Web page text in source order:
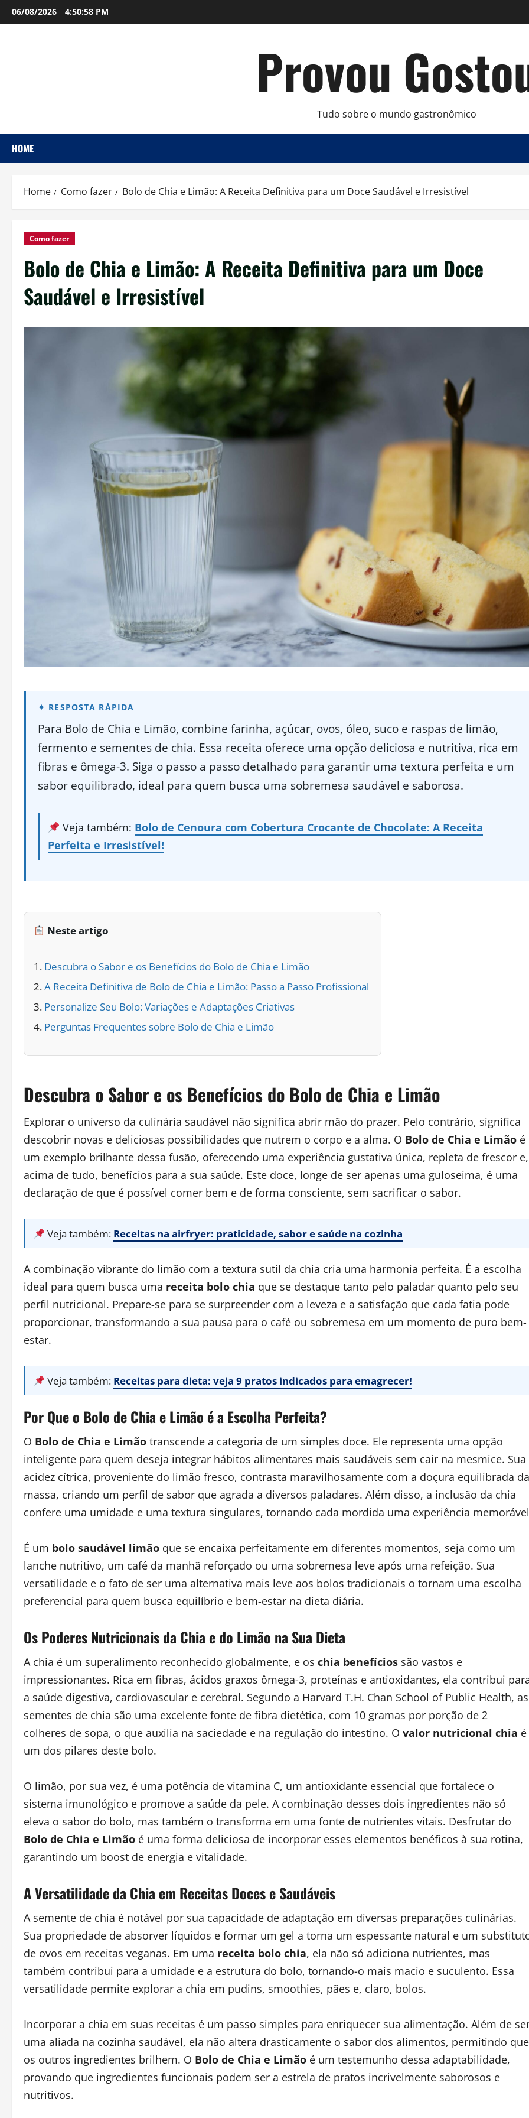
Skip
to
06/08/2026 4:50:59 PM
Provou
Tudo sobre o mundo gastronômico
HOME
Home Como fazer Bolo de Chia e Limão: A Receita Definitiva para um Doce Saudável e Irresistível
Como fazer
Bolo de Chia e Limão: A Receita Definitiva para um Doce
Saudável e Irresistível
Para Bolo de Chia e Limão, combine farinha, açúcar, ovos, óleo, suco e raspas de limão,
fermento e sementes de chia. Essa receita oferece uma opção deliciosa e nutritiva, rica em
fibras e ômega-3. Siga o passo a passo detalhado para garantir uma textura perfeita e um
sabor equilibrado, ideal para quem busca uma sobremesa saudável e saborosa.
Veja também: Bolo de Cenoura com Cobertura Crocante de Chocolate: A Receita
Perfeita e Irresistível!
Neste artigo
Descubra o Sabor e os Benefícios do Bolo de Chia e Limão
A Receita Definitiva de Bolo de Chia e Limão: Passo a Passo Profissional
Personalize Seu Bolo: Variações e Adaptações Criativas
Perguntas Frequentes sobre Bolo de Chia e Limão
Descubra o Sabor e os Benefícios do Bolo de Chia e Limão
Explorar o universo da culinária saudável não significa abrir mão do prazer. Pelo contrário, significa
descobrir novas e deliciosas possibilidades que nutrem o corpo e a alma. O Bolo de Chia e Limão é
um exemplo brilhante dessa fusão, oferecendo uma experiência gustativa única, repleta de frescor e,
acima de tudo, benefícios para a sua saúde. Este doce, longe de ser apenas uma guloseima, é uma
declaração de que é possível comer bem e de forma consciente, sem sacrificar o sabor.
Veja também: Receitas na airfryer: praticidade, sabor e saúde na cozinha
A combinação vibrante do limão com a textura sutil da chia cria uma harmonia perfeita. É a escolha
ideal para quem busca uma receita bolo chia que se destaque tanto pelo paladar quanto pelo seu
perfil nutricional. Prepare-se para se surpreender com a leveza e a satisfação que cada fatia pode
proporcionar, transformando a sua pausa para o café ou sobremesa em um momento de puro bem-
estar.
Veja também: Receitas para dieta: veja 9 pratos indicados para emagrecer!
Por Que o Bolo de Chia e Limão é a Escolha Perfeita?
O Bolo de Chia e Limão transcende a categoria de um simples doce. Ele representa uma opção
inteligente para quem deseja integrar hábitos alimentares mais saudáveis sem cair na mesmice. Sua
acidez cítrica, proveniente do limão fresco, contrasta maravilhosamente com a doçura equilibrada da
massa, criando um perfil de sabor que agrada a diversos paladares. Além disso, a inclusão da chia
confere uma umidade e uma textura singulares, tornando cada mordida uma experiência
É um bolo saudável limão que se encaixa perfeitamente em diferentes momentos, seja como um
lanche nutritivo, um café da manhã reforçado ou uma sobremesa leve após uma refeição. Sua
versatilidade e o fato de ser uma alternativa mais leve aos bolos tradicionais o tornam uma escolha
preferencial para quem busca equilíbrio e bem-estar na dieta diária.
Os Poderes Nutricionais da Chia e do Limão na Sua Dieta
A chia é um superalimento reconhecido globalmente, e os chia benefícios são vastos e
impressionantes. Rica em fibras, ácidos graxos ômega-3, proteínas e antioxidantes, ela contribui
a saúde digestiva, cardiovascular e cerebral. Segundo a Harvard T.H. Chan School of Public Health, as
sementes de chia são uma excelente fonte de fibra dietética, com 10 gramas por porção de 2
colheres de sopa, o que auxilia na saciedade e na regulação do intestino. O valor nutricional chia é
um dos pilares deste bolo.
O limão, por sua vez, é uma potência de vitamina C, um antioxidante essencial que fortalece o
sistema imunológico e promove a saúde da pele. A combinação desses dois ingredientes não só
eleva o sabor do bolo, mas também o transforma em uma fonte de nutrientes vitais. Desfrutar do
Bolo de Chia e Limão é uma forma deliciosa de incorporar esses elementos benéficos à sua rotina,
garantindo um boost de energia e vitalidade.
A Versatilidade da Chia em Receitas Doces e Saudáveis
A semente de chia é notável por sua capacidade de adaptação em diversas preparações culinárias.
Sua propriedade de absorver líquidos e formar um gel a torna um espessante natural e um
de ovos em receitas veganas. Em uma receita bolo chia, ela não só adiciona nutrientes, mas
também contribui para a umidade e a estrutura do bolo, tornando-o mais macio e suculento. Essa
versatilidade permite explorar a chia em pudins, smoothies, pães e, claro, bolos.
Incorporar a chia em suas receitas é um passo simples para enriquecer sua alimentação. Além de
uma aliada na cozinha saudável, ela não altera drasticamente o sabor dos alimentos, permitindo que
os outros ingredientes brilhem. O Bolo de Chia e Limão é um testemunho dessa adaptabilidade,
provando que ingredientes funcionais podem ser a estrela de pratos incrivelmente saborosos e
nutritivos.